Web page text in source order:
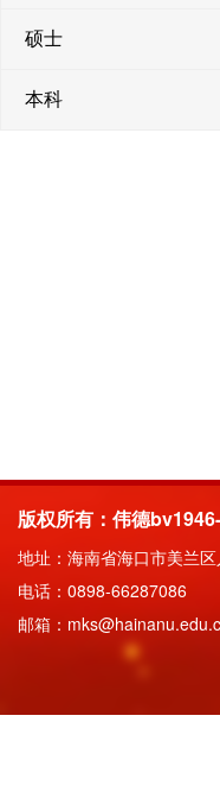
硕士
本科
版权所有：伟德
地址：海南省海口市美兰
电话：0898-66287086
邮箱：